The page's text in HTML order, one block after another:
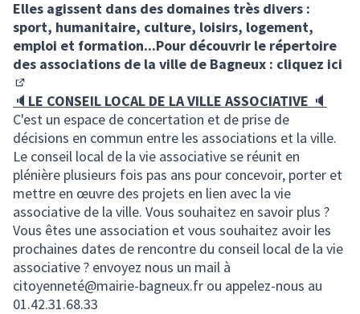
Elles agissent dans des domaines très divers :
sport, humanitaire, culture, loisirs, logement,
emploi et formation...Pour découvrir le répertoire
des associations de la ville de Bagneux : cliquez ici
(Lien externe)
🔈 LE CONSEIL LOCAL DE LA VILLE ASSOCIATIVE 🔈
C'est un espace de concertation et de prise de
décisions en commun entre les associations et la ville.
Le conseil local de la vie associative se réunit en
plénière plusieurs fois pas ans pour concevoir, porter et
mettre en œuvre des projets en lien avec la vie
associative de la ville. Vous souhaitez en savoir plus ?
Vous êtes une association et vous souhaitez avoir les
prochaines dates de rencontre du conseil local de la vie
associative ? envoyez nous un mail à
citoyenneté@mairie-bagneux.fr ou appelez-nous au
01.42.31.68.33